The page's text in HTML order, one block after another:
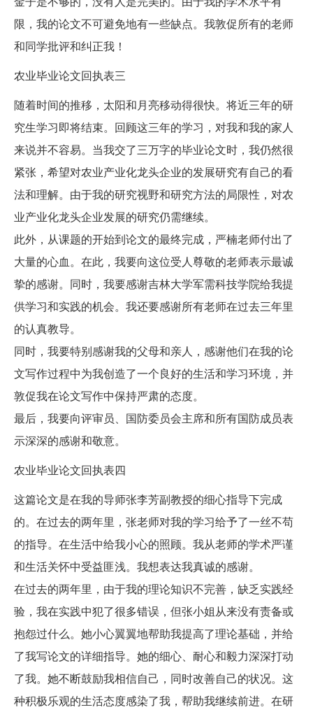
限，我的论文不可避免地有一些缺点。我敦促所有的老师
和同学批评和纠正我！
农业毕业论文回执表三
随着时间的推移，太阳和月亮移动得很快。将近三年的研
究生学习即将结束。回顾这三年的学习，对我和我的家人
来说并不容易。当我交了三万字的毕业论文时，我仍然很
紧张，希望对农业产业化龙头企业的发展研究有自己的看
法和理解。由于我的研究视野和研究方法的局限性，对农
业产业化龙头企业发展的研究仍需继续。
此外，从课题的开始到论文的最终完成，严楠老师付出了
大量的心血。在此，我要向这位受人尊敬的老师表示最诚
挚的感谢。同时，我要感谢吉林大学军需科技学院给我提
供学习和实践的机会。我还要感谢所有老师在过去三年里
的认真教导。
同时，我要特别感谢我的父母和亲人，感谢他们在我的论
文写作过程中为我创造了一个良好的生活和学习环境，并
敦促我在论文写作中保持严肃的态度。
最后，我要向评审员、国防委员会主席和所有国防成员表
示深深的感谢和敬意。
农业毕业论文回执表四
这篇论文是在我的导师张李芳副教授的细心指导下完成
的。在过去的两年里，张老师对我的学习给予了一丝不苟
的指导。在生活中给我小心的照顾。我从老师的学术严谨
和生活关怀中受益匪浅。我想表达我真诚的感谢。
在过去的两年里，由于我的理论知识不完善，缺乏实践经
验，我在实践中犯了很多错误，但张小姐从来没有责备或
抱怨过什么。她小心翼翼地帮助我提高了理论基础，并给
了我写论文的详细指导。她的细心、耐心和毅力深深打动
了我。她不断鼓励我相信自己，同时改善自己的状况。这
种积极乐观的生活态度感染了我，帮助我继续前进。在研